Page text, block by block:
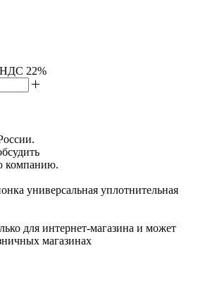
НДС 22%
компанию.
универсальная уплотнительная
для интернет-магазина и может
магазинах